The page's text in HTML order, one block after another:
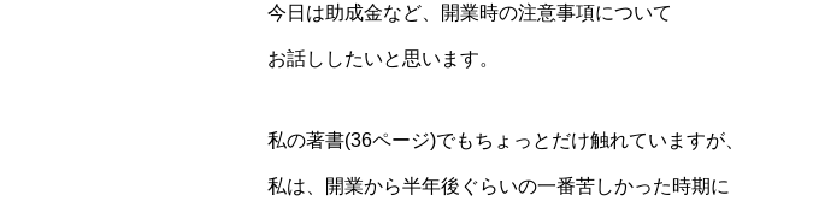
今日は助成金など、開業時の注意事項について
お話ししたいと思います。
私の著書(36ページ)でもちょっとだけ触れていますが、
私は、開業から半年後ぐらいの一番苦しかった時期に